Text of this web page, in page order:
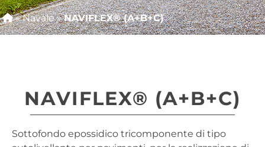
»Navale»NAVIFLEX® (A+B+C)
NAVIFLEX® (A+B+C)
Sottofondo epossidico tricomponente di tipo